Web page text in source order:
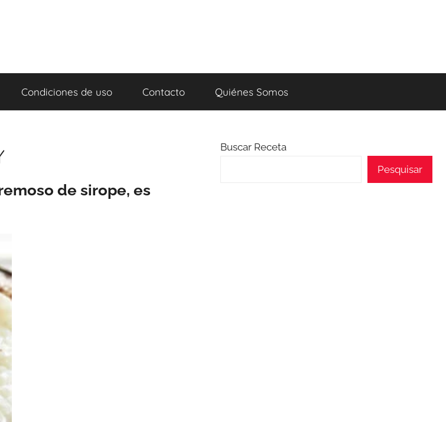
Condiciones de uso Contacto Quiénes Somos
de sirope, es
Buscar Receta
Pesquisar